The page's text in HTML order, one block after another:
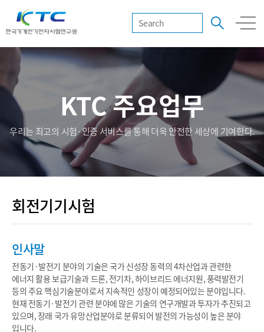
KTC 주요업무
우리는 최고의 시험·인증 서비스를 통해 더욱 안전한 세상에 기여한다.
회전기기시험
인사말
전동기·발전기 분야의 기술은 국가 신성장 동력의 4차산업과 관련한
에너지 활용 보급기술과 드론, 전기차, 하이브리드 에너지원, 풍력발전기
등의 주요 핵심기술분야로서 지속적인 성장이 예정되어있는 분야입니다.
현재 전동기·발전기 관련 분야에 많은 기술의 연구개발과 투자가 추진되고
있으며, 장래 국가 유망산업분야로 분류되어 발전의 가능성이 높은 분야
입니다.